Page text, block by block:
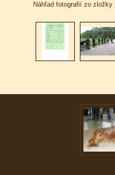
Náhľad fotografií zo zložky